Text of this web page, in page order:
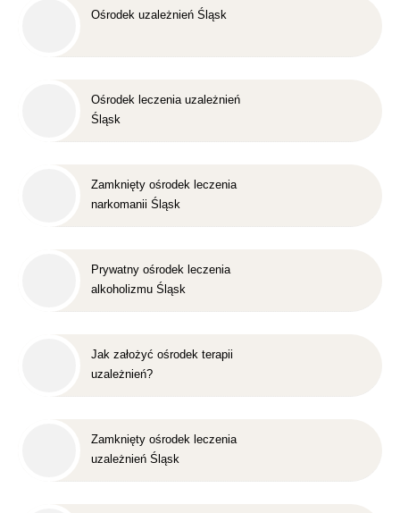
Ośrodek uzależnień Śląsk
Ośrodek leczenia uzależnień
Śląsk
Zamknięty ośrodek leczenia
narkomanii Śląsk
Prywatny ośrodek leczenia
alkoholizmu Śląsk
Jak założyć ośrodek terapii
uzależnień?
Zamknięty ośrodek leczenia
uzależnień Śląsk